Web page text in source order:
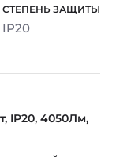
IP20
IP20, 4050Лм,